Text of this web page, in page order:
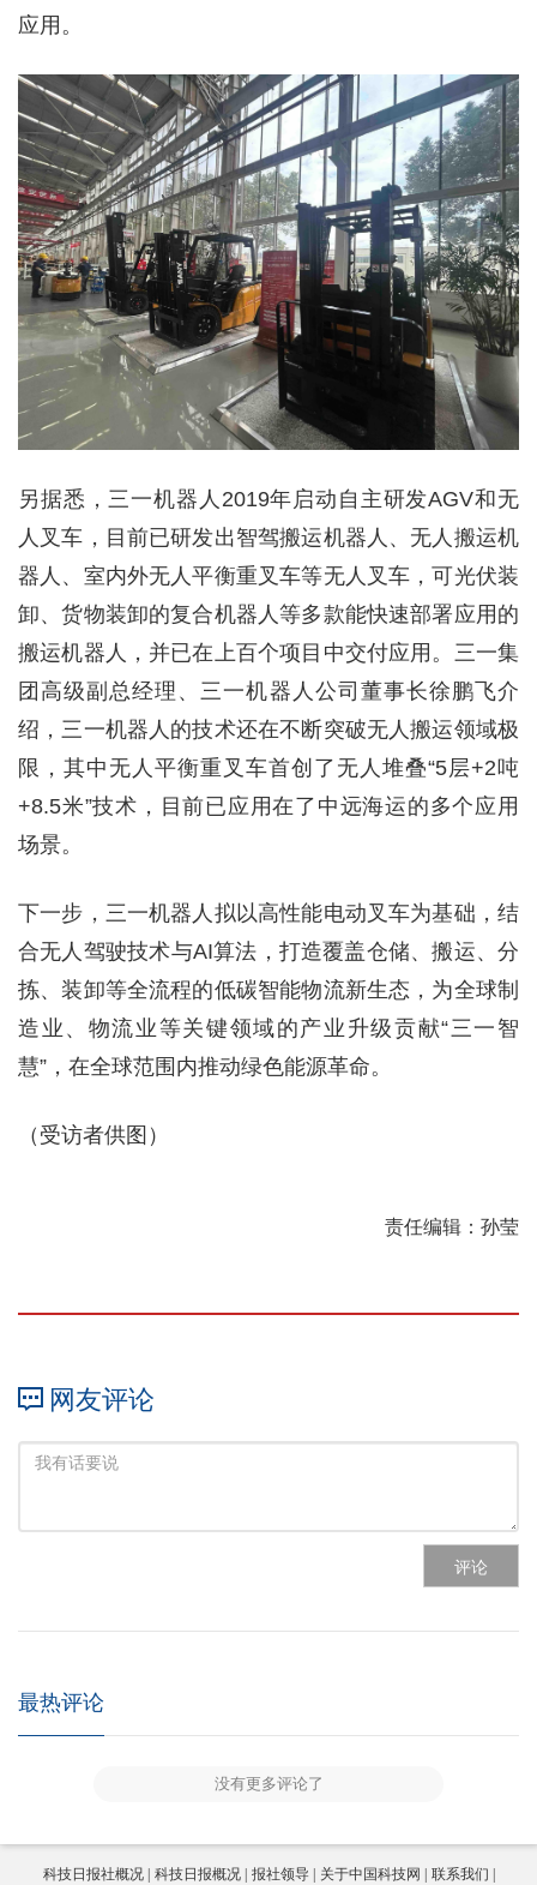
应用。
另据悉，三一机器人2019年启动自主研发AGV和无
人叉车，目前已研发出智驾搬运机器人、无人搬运机
器人、室内外无人平衡重叉车等无人叉车，可光伏装
卸、货物装卸的复合机器人等多款能快速部署应用的
搬运机器人，并已在上百个项目中交付应用。三一集
团高级副总经理、三一机器人公司董事长徐鹏飞介
绍，三一机器人的技术还在不断突破无人搬运领域极
限，其中无人平衡重叉车首创了无人堆叠“5层+2吨
+8.5米”技术，目前已应用在了中远海运的多个应用
场景。
下一步，三一机器人拟以高性能电动叉车为基础，结
合无人驾驶技术与AI算法，打造覆盖仓储、搬运、分
拣、装卸等全流程的低碳智能物流新生态，为全球制
造业、物流业等关键领域的产业升级贡献“三一智
慧”，在全球范围内推动绿色能源革命。
（受访者供图）
责任编辑：孙莹
网友评论
评论
最热评论
没有更多评论了
科技日报社概况 科技日报概况 报社领导 关于中国科技网 联系我们